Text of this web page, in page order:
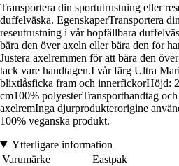
Transportera din sportutrustning eller
duffelväska. EgenskaperTransportera
reseutrustning i vår hopfällbara
bära den över axeln eller bära den för
Justera axelremmen för att bära den
tack vare handtagen.I vår färg Ultra
blixtlåsficka fram och innerfickorHöjd:
cm100% polyesterTransporthandtag
axelremInga djurprodukterorigine
100% veganska produkt.
Ytterligare information
Varumärke
Eastpak